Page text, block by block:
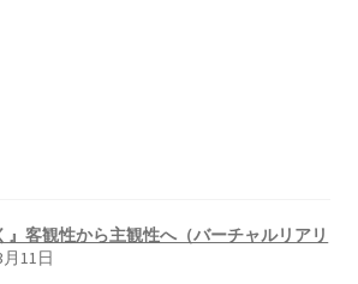
』客観性から主観性へ（バーチャルリアリ
11日